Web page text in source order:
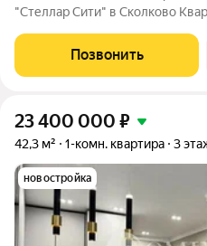
"Стеллар Сити" в Сколково
пришлём виртуальный 3D тур!
безопасность Сделана
Позвонить
23 400 000 ₽
42,3 м² 1-комн. квартира 3
новостройка